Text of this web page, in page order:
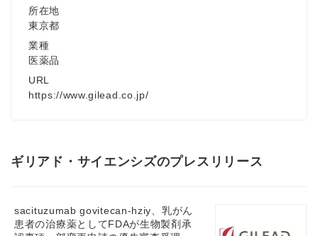
所在地
東京都
業種
医薬品
URL
https://www.gilead.co.jp/
ギリアド・サイエンシズのプレスリリース
sacituzumab govitecan-hziy、乳がん
患者の治療薬としてFDAが生物製剤承